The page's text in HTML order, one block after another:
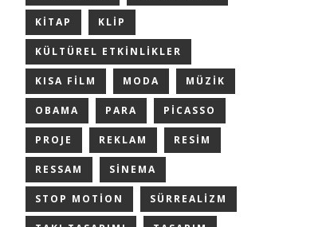
KITAP KLIP
KÜLTÜREL ETKINLIKLER
KISA FILM MODA MÜZIK
OBAMA PARA PICASSO
PROJE REKLAM RESIM
RESSAM SINEMA
STOP MOTION SÜRREALIZM